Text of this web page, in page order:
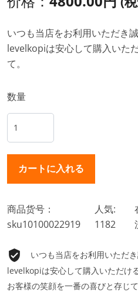
いつも当店をお利用いただき
levelkopiは安心して購入いた
て。
数量
商品货号：
sku10100022919
人気:
1182
いつも当店をお利用いただ
levelkopiは安心して購入いただけ
お客様の笑顔を一番の喜びと存じ